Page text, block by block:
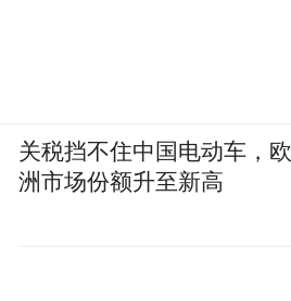
关税挡不住中国电动车，欧
洲市场份额升至新高